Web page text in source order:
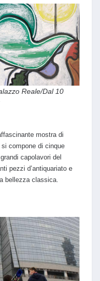
Reale/Dal 10
mostra di
compone di cinque
capolavori del
pezzi d’antiquariato e
bellezza classica.